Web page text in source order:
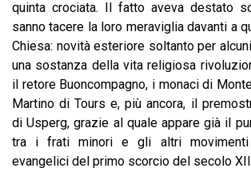
quinta crociata. Il fatto aveva destato
sanno tacere la loro meraviglia davanti a
Chiesa: novità esteriore soltanto per
una sostanza della vita religiosa
il retore Buoncompagno, i monaci di
Martino di Tours e, più ancora, il
di Usperg, grazie al quale appare già il
tra i frati minori e gli altri movimenti
evangelici del primo scorcio del secolo